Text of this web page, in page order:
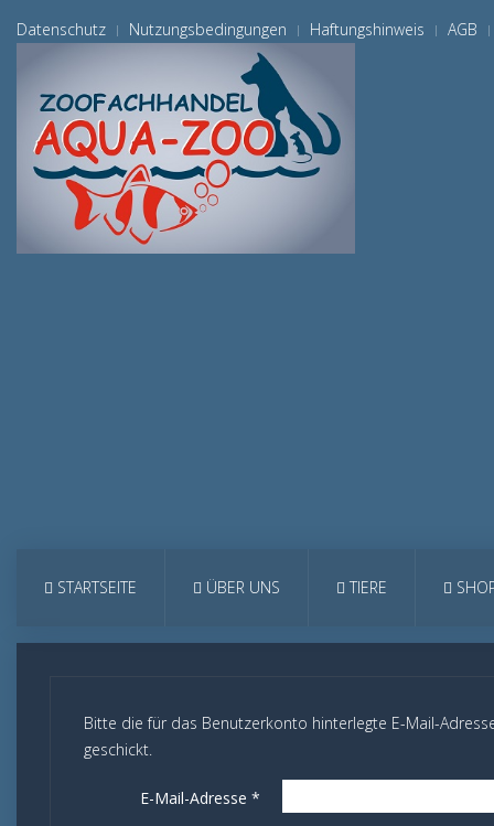
Datenschutz Nutzungsbedingungen Haftungshinweis AGB
STARTSEITE ÜBER UNS TIERE
Bitte die für das Benutzerkonto hinterlegte E-Mail-
geschickt.
E-Mail-Adresse *